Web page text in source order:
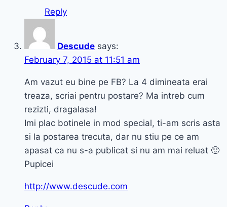
Reply
Descude says:
February 7, 2015 at 11:51 am
Am vazut eu bine pe FB? La 4 dimineata erai
treaza, scriai pentru postare? Ma intreb cum
rezizti, dragalasa!
Imi plac botinele in mod special, ti-am scris asta
si la postarea trecuta, dar nu stiu pe ce am
apasat ca nu s-a publicat si nu am mai reluat 🙂
Pupicei
http://www.descude.com